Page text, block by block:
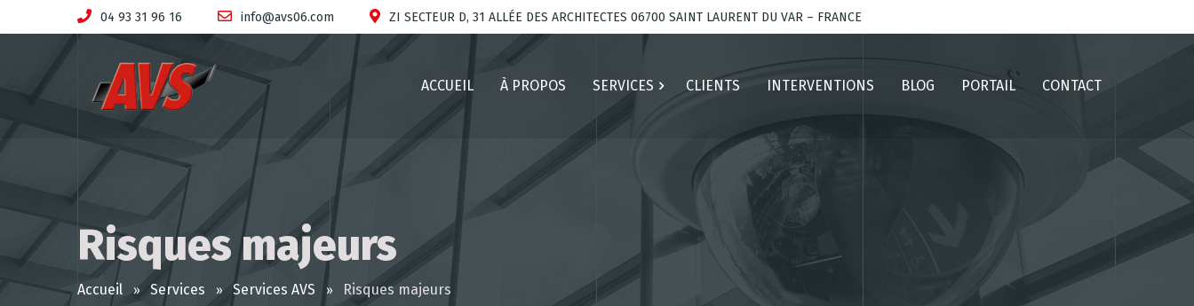
04 93 31 96 16 info@avs06.com ZI SECTEUR D, 31 ALLÉE DES ARCHITECTES 06700 SAINT LAURENT DU VAR – FRANCE
ACCUEIL À PROPOS SERVICES CLIENTS INTERVENTIONS BLOG PORTAIL CONTACT
Risques majeurs
Accueil Services Services AVS Risques majeurs